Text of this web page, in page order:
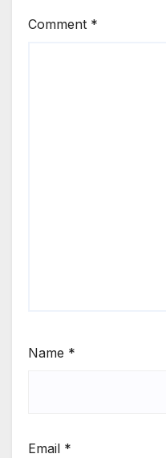
Comment *
Name *
Email *